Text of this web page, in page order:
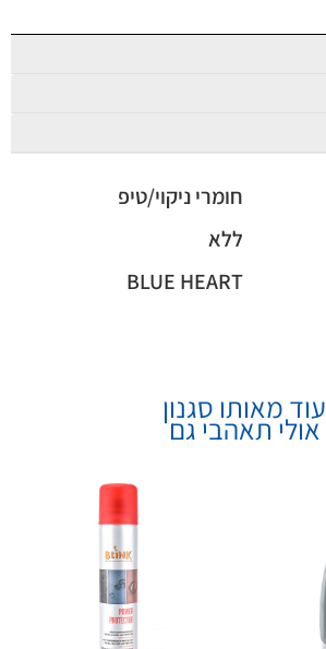
חומרי ניקוי/טיפ
ללא
BLUE HEART
עוד מאותו סגנון
אולי תאהבי גם